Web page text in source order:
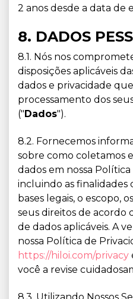
2 anos desde a data de
8. DADOS
8.1. Nós nos
disposições aplicáveis
dados e privacidade
processamento dos
("Dados").
8.2. Fornecemos
sobre como coletamos
dados em nossa
incluindo as finalidades
bases legais, o escopo,
seus direitos de acordo
de dados aplicáveis. A
nossa Política de
https://hiloi.com/privacy
você a revise